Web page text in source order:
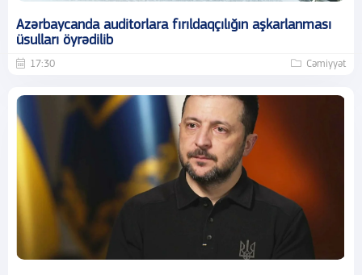
Azərbaycanda auditorlara fırıldaqçılığın aşkarlanması
üsulları öyrədilib
17:30 Cəmiyyət